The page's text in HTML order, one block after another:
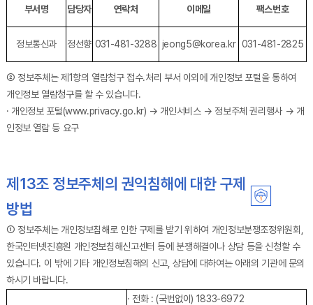
부서명 담당자 연락처 이메일 팩스번호
정보통신과 정선향 031-481-3288 jeong5@korea.kr 031-481-2825
② 정보주체는 제1항의 열람청구 접수․처리 부서 이외에 개인정보 포털을 통하여
개인정보 열람청구를 할 수 있습니다.
· 개인정보 포털(www.privacy.go.kr) → 개인서비스 → 정보주체 권리행사 → 개
인정보 열람 등 요구
제13조 정보주체의 권익침해에 대한 구제
방법
① 정보주체는 개인정보침해로 인한 구제를 받기 위하여 개인정보분쟁조정위원회,
한국인터넷진흥원 개인정보침해신고센터 등에 분쟁해결이나 상담 등을 신청할 수
있습니다. 이 밖에 기타 개인정보침해의 신고, 상담에 대하여는 아래의 기관에 문의
하시기 바랍니다.
· 전화 : (국번없이) 1833-6972